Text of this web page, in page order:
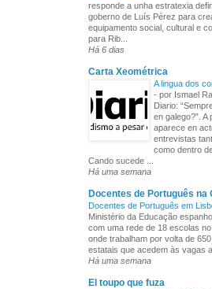
responde a unha estratexia
goberno de Luís Pérez para
equipamento social, cultural e
para Rib...
Há 6 dias
Carta Xeométrica
A lingua dos
- por Ismael
Diario:
en galego?”. A
aparece en
entrevistas
como dentro
Cando sucede ...
Há uma semana
Docentes de Português na
Docentes de Português em
Ministério da Educação
com uma rede de 18 escolas no
onde trabalham por volta de
estatais que acedem às vagas
Há uma semana
El toupo que fuza